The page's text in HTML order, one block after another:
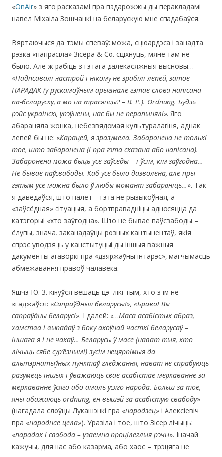
«OnAir» з яго расказамі пра падарожжы ды перакладамі
навел Міхаіла Зошчанкі на беларускую мне спадабаўся.
Вяртаючыся да тэмы спеваў: можа, сцюардэса і занадта
рэзка «папрасіла» Зісера & Со. сціхнуць, мяне там не
было. Але ж рабіць з гэтага далёкасяжныя высновы…
«Падпсавалі настрой і нікому не зрабілі лепей, затое
ПАРАДАК (у рускамоўным арыгінале гэтае слова напісана
па-беларуску, а мо на трасянцы? – В. Р.). Ordnung. Будзь
рэйс украінскі, упэўнены, нас бы не перапынялі». Яго
aбараняла жонка, небезвядомая культуралагіня, аднак
лепей бы не: «Карацей, я зразумела. Забаронена не толькі
тое, што забаронена (і пра гэта сказана або напісана).
Забаронена можа быць усё заўсёды – і ўсім, кім заўгодна…
Не бывае паўсвабоды. Каб усё было дазволена, але пры
гэтым усё можна было ў любы момант забараніць…». Так
я даведаўся, што палёт – гэта не рызыкоўная, а
«заўсёдная» сітуацыя, а бортправадніцы адносяцца да
катэгорыі «хто заўгодна». Што не бывае паўсвабоды –
ёлупы, знача, заканадаўцы розных кантынентаў, якія
спрэс уводзяць у канстытуцыі ды іншыя важныя
дакументы агаворкі пра «дзяржаўны інтарэс», магчымасць
абмежавання правоў чалавека.
Яшчэ Ю. З. кінуўся вешаць цэтлікі тым, хто з ім не
згаджаўся: «Сапраўдныя беларусы!», «Браво! Вы –
сапраўдны беларус!». І далей: «…Маса асабістых абраз,
хамства і выпадаў з боку ахоўнай часткі беларусаў –
іншага я і не чакаў… Беларусы ў масе (нават тыя, хто
лічыць сябе сур’ёзнымі) зусім нецярпімыя да
альтэрнатыўных пунктаў гледжання, нават не спрабуюць
разумець іншых і ўважаюць сваё асабістае меркаванне за
меркаванне ўсяго або амаль усяго народа. Больш за тое,
яны абажаюць ordnung, ён вышэй за асабістую свабоду»
(нагадала слоўцы Лукашэнкі пра «народзец» і Алексіевіч
пра «народнае цела»). Уразіла і тое, што Зісер лічыць:
«парадак і свабода – узаемна процілеглыя рэчы». Іначай
кажучы, для нас або казарма, або хаос – трэцяга не